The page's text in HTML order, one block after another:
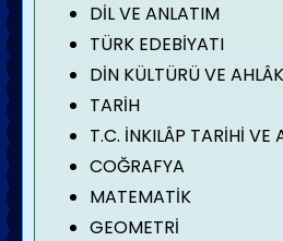
DİL VE ANLATIM
TÜRK EDEBİYATI
DİN KÜLTÜRÜ VE
TARİH
T.C. İNKILÂP TARİHİ VE
COĞRAFYA
MATEMATİK
GEOMETRİ